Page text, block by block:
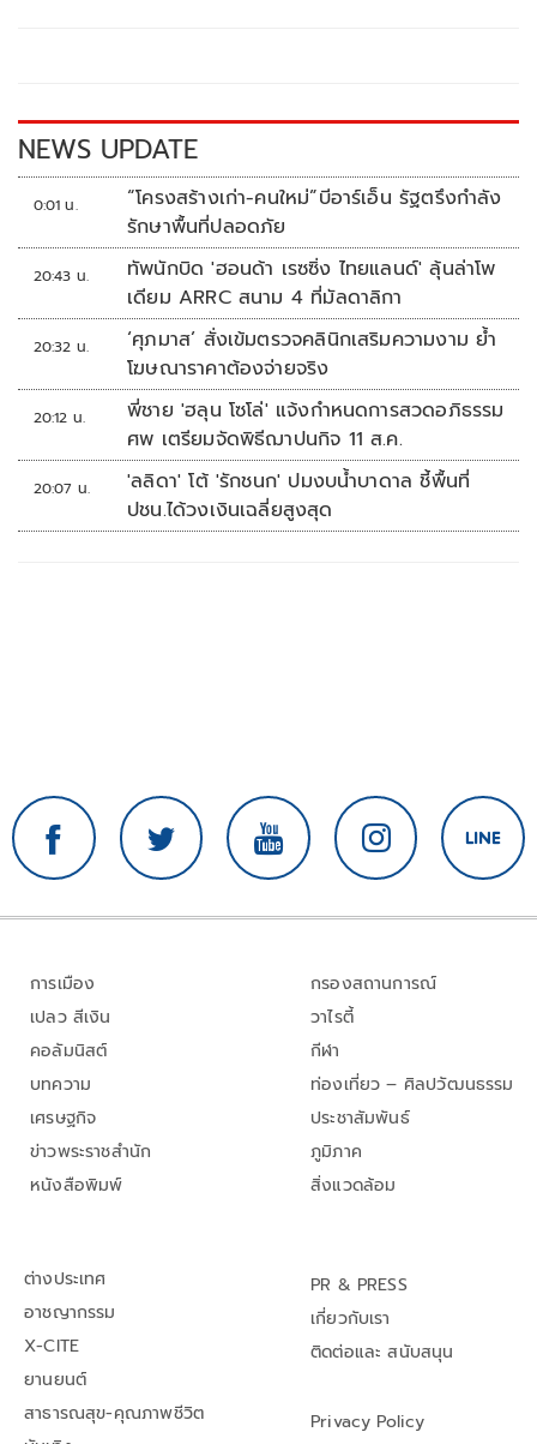
k k
NEWS UPDATE
0:01 น.
“โครงสร้างเก่า-คนใหม่”บีอาร์เอ็น รัฐตรึงกำลัง
รักษาพื้นที่ปลอดภัย
20:43 น.
ทัพนักบิด 'ฮอนด้า เรซซิ่ง ไทยแลนด์' ลุ้นล่าโพ
เดียม ARRC สนาม 4 ที่มัลดาลิกา
20:32 น.
‘ศุภมาส’ สั่งเข้มตรวจคลินิกเสริมความงาม ย้ำ
โฆษณาราคาต้องจ่ายจริง
20:12 น.
พี่ชาย 'ฮลุน โซโล่' แจ้งกำหนดการสวดอภิธรรม
ศพ เตรียมจัดพิธีฌาปนกิจ 11 ส.ค.
20:07 น.
'ลลิดา' โต้ 'รักชนก' ปมงบน้ำบาดาล ชี้พื้นที่
ปชน.ได้วงเงินเฉลี่ยสูงสุด
การเมือง
เปลว สีเงิน
คอลัมนิสต์
บทความ
เศรษฐกิจ
ข่าวพระราชสำนัก
หนังสือพิมพ์
กรองสถานการณ์
วาไรตี้
กีฬา
ท่องเที่ยว – ศิลปวัฒนธรรม
ประชาสัมพันธ์
ภูมิภาค
สิ่งแวดล้อม
ต่างประเทศ
อาชญากรรม
X-CITE
ยานยนต์
สาธารณสุข-คุณภาพชีวิต
PR & PRESS
เกี่ยวกับเรา
ติดต่อและ สนับสนุน
Privacy Policy